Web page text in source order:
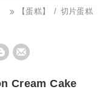
【蛋糕】 切片蛋糕
Cream Cake